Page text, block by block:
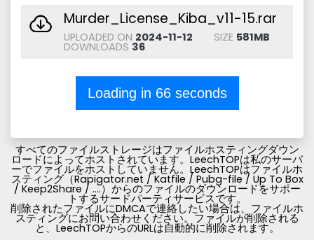
Murder_License_Kiba_v11-15.rar
UPLOADED ON 2024-11-12 SIZE 581MB
DOWNLOADS 36
Loading in 66seconds
すべてのファイルストレージはファイルホスティングダウン
ロードによってホストされています。LeechTOPは私のサーバ
ーでファイルをホストしていません。LeechTOPはファイルホ
スティング（Rapigator.net / Katfile / Pubg-file / Up To Box
/ Keep2Share / ....）からのファイルのダウンロードをサポー
トするサードパーティサービスです。
削除されたファイルにDMCAで連絡したい場合は、ファイルホ
スティングにお問い合わせください。ファイルが削除される
と、LeechTOPからのURLは自動的に削除されます。